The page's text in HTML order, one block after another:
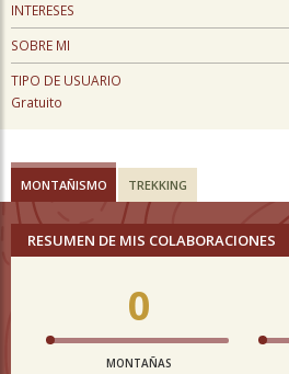
INTERESES
SOBRE MI
TIPO DE USUARIO
Gratuito
MONTAÑISMO TREKKING
RESUMEN DE MIS COLABORACIONES
0
MONTAÑAS